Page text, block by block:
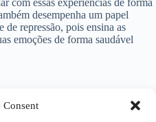
Consent
com essas experiências de forma
desempenha um papel
de repressão, pois ensina as
emoções de forma saudável
mental que pode ter um